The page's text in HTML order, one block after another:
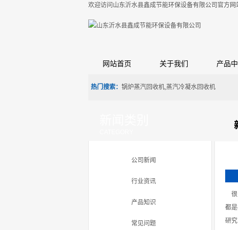
欢迎访问山东沂水县鑫成节能环保设备有限公司官方网
网站首页 关于我们 产品
热门搜索： 锅炉蒸汽回收机,蒸汽冷凝水回收机
很
都
研究
公司新闻
行业资讯
产品知识
常见问题